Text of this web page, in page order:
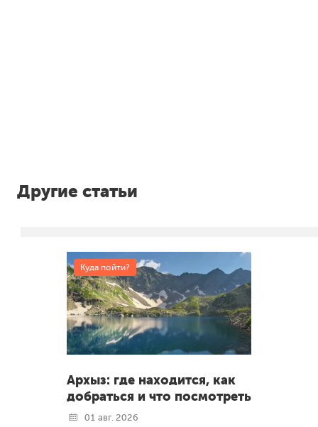
Другие статьи
Куда пойти?
Архыз: где находится, как
добраться и что посмотреть
01 авг. 2026